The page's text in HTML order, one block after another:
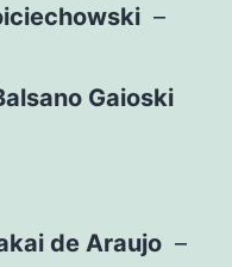
–
Gaioski
de Araujo –